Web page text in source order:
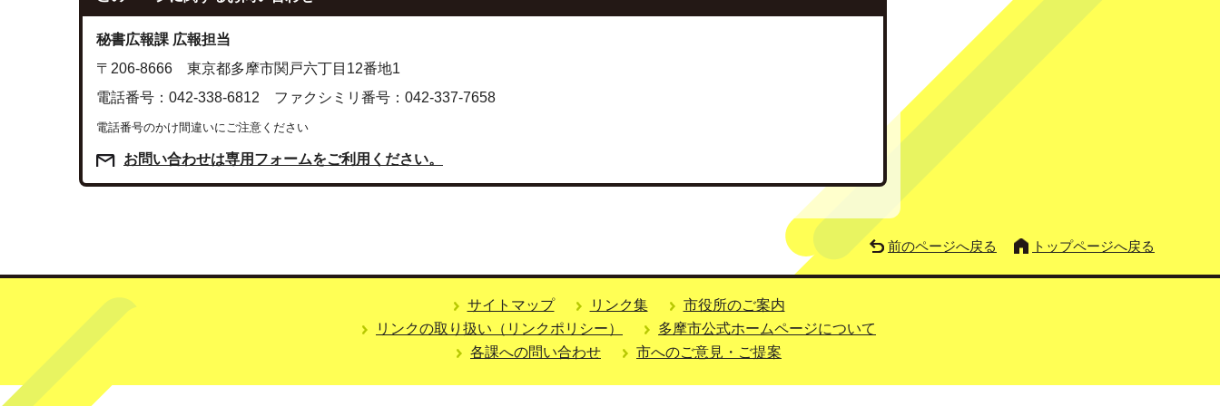
秘書広報課 広報担当
〒206-8666 東京都多摩市関戸六丁目12番地1
電話番号：042-338-6812 ファクシミリ番号：042-337-7658
電話番号のかけ間違いにご注意ください
お問い合わせは専用フォームをご利用ください。
前のページへ戻る トップページへ戻る
サイトマップ リンク集
市役所のご案内
リンクの取り扱い（リンクポリシー）
多摩市公式ホームページについて
各課への問い合わせ
市へのご意見・ご提案